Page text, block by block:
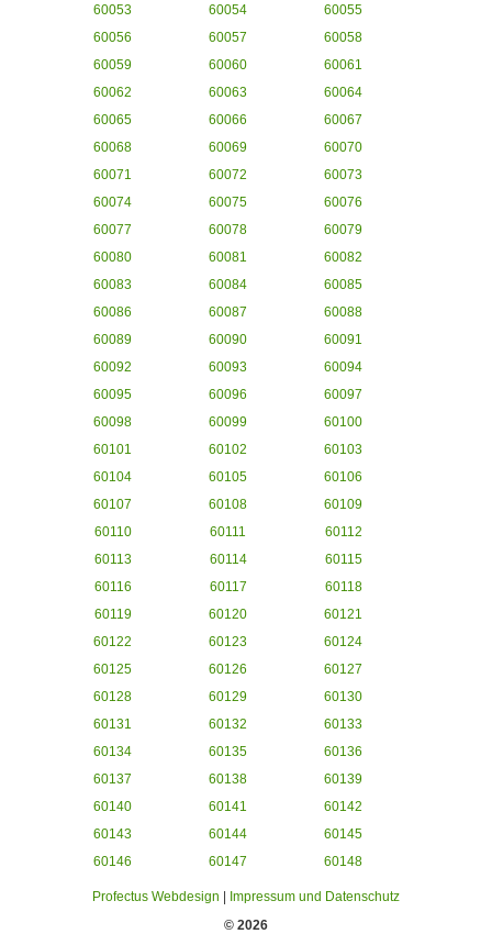
60053
60054
60055
60056
60057
60058
60059
60060
60061
60062
60063
60064
60065
60066
60067
60068
60069
60070
60071
60072
60073
60074
60075
60076
60077
60078
60079
60080
60081
60082
60083
60084
60085
60086
60087
60088
60089
60090
60091
60092
60093
60094
60095
60096
60097
60098
60099
60100
60101
60102
60103
60104
60105
60106
60107
60108
60109
60110
60111
60112
60113
60114
60115
60116
60117
60118
60119
60120
60121
60122
60123
60124
60125
60126
60127
60128
60129
60130
60131
60132
60133
60134
60135
60136
60137
60138
60139
60140
60141
60142
60143
60144
60145
60146
60147 60148
Profectus Webdesign
Impressum und Datenschutz
© 2026